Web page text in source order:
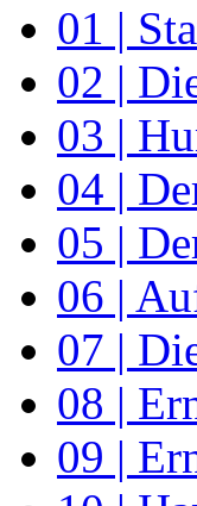
01 |
02 |
03 |
04 |
05 |
06 |
07 |
08 |
09 |